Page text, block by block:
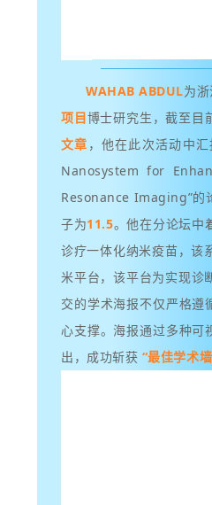
WAHAB ABDUL为
项目博士研究生 ，截至目
文章 ，他在此次活动中
Nanosystem for
Resonance Imaging”的
子为11.5。他在分论坛中
诊疗一体化纳米疫苗，该
米平台，该平台为实现诊
交的学术海报不仅严格遵
心支撑。海报通过多种可
出，成功斩获 “最佳学术